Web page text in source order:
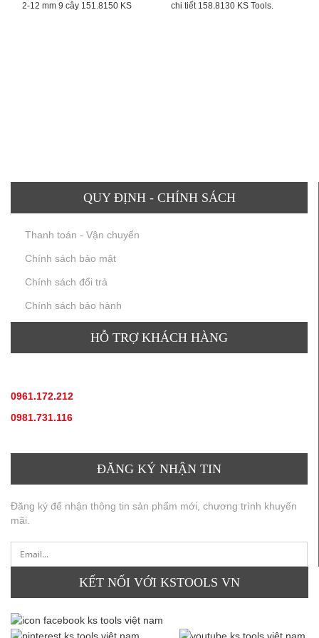
2-12 mm 9 cây 151.8150 KS
chi tiết 158.8130 KS Tools.
QUY ĐỊNH - CHÍNH SÁCH
Thanh toán - Vận chuyển
Chính sách bảo mật
Chính sách đổi trả
Chính sách bảo hành
HỖ TRỢ KHÁCH HÀNG
0961.172.212
0981.731.116
ĐĂNG KÝ NHẬN TIN
Đăng ký để nhận thông tin sản phẩm mới, chương trình khuyến
mãi.
KẾT NỐI VỚI KSTOOLS VN